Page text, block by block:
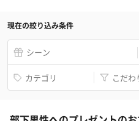
現在の絞り込み条件
シーン
カテゴリ こだわ